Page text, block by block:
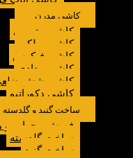
کاشی مدرن
کاشی مترویی
کاشی پولکی
کاشی فیکوس
کاشی مدادی
کاشی شش
کاشی دکوراتیو
ساخت گنبد و گلدسته
فروش محراب و
ساخت گلدسته
ساخت گنبد